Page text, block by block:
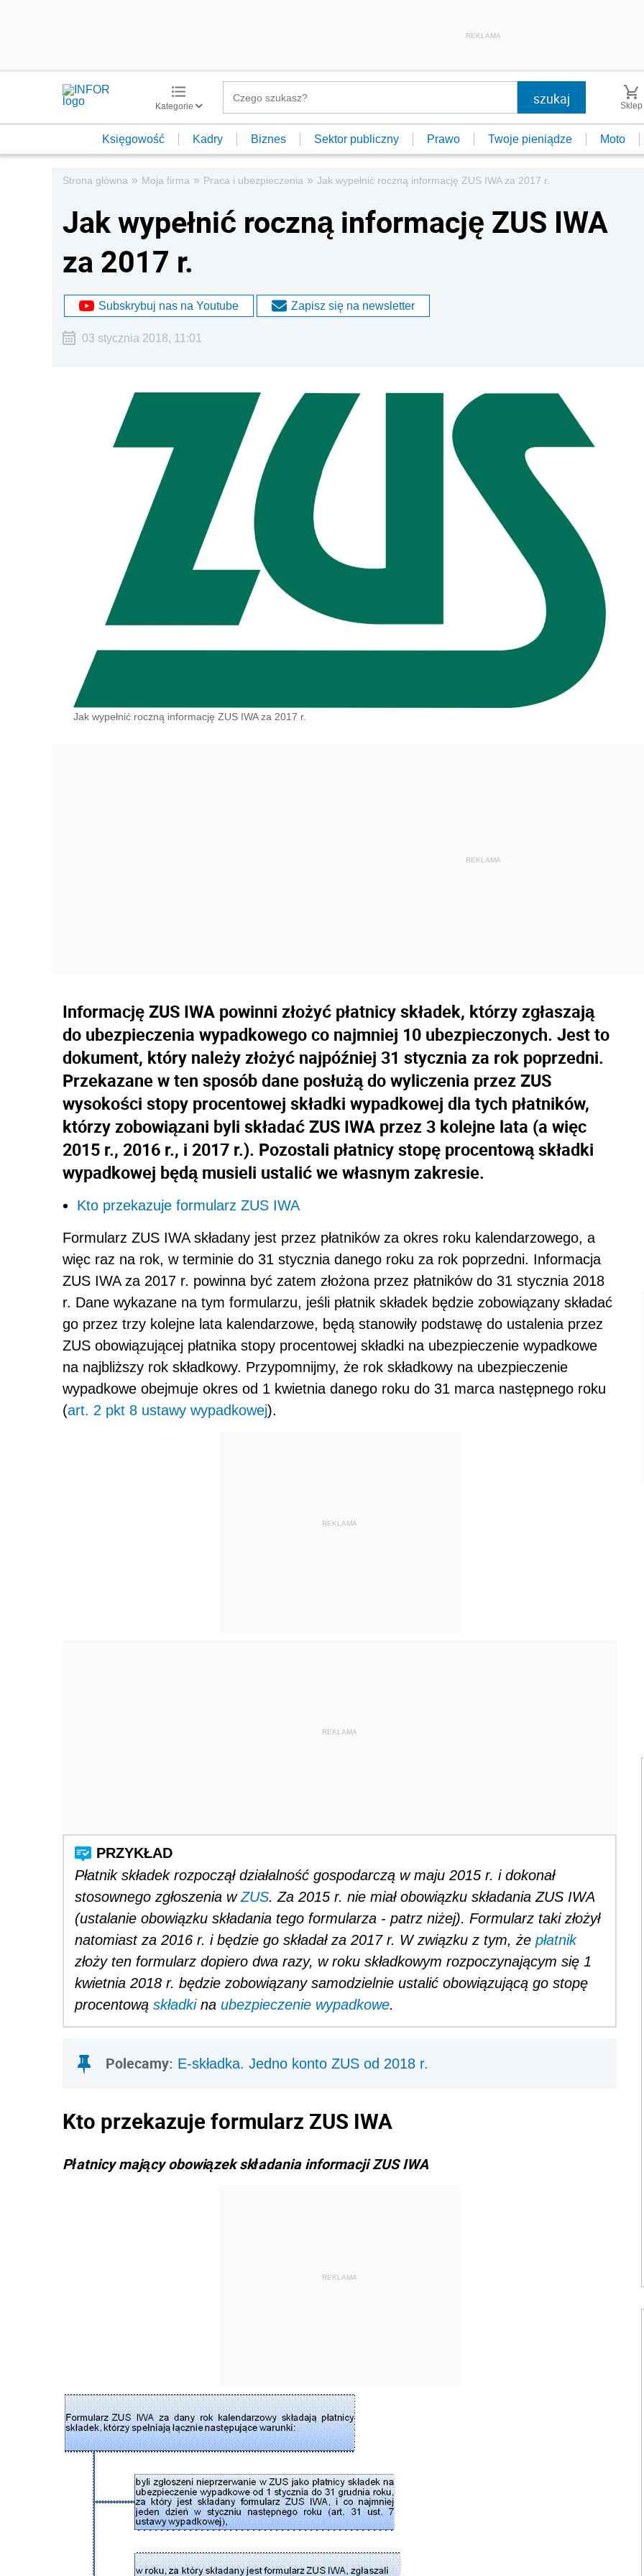
REKLAMA
Kategorie Sklep
Księgowość Kadry Biznes Sektor publiczny Prawo Twoje pieniądze Moto
Strona główna » Moja firma » Praca i ubezpieczenia » Jak wypełnić roczną informację ZUS IWA za 2017 r.
Jak wypełnić roczną informację ZUS IWA
za 2017 r.
Subskrybuj nas na Youtube Zapisz się na newsletter
03 stycznia 2018, 11:01
Jak wypełnić roczną informację ZUS IWA za 2017 r.
Informację ZUS IWA powinni złożyć płatnicy składek, którzy zgłaszają
do ubezpieczenia wypadkowego co najmniej 10 ubezpieczonych. Jest to
dokument, który należy złożyć najpóźniej 31 stycznia za rok poprzedni.
Przekazane w ten sposób dane posłużą do wyliczenia przez ZUS
wysokości stopy procentowej składki wypadkowej dla tych płatników,
którzy zobowiązani byli składać ZUS IWA przez 3 kolejne lata (a więc
2015 r., 2016 r., i 2017 r.). Pozostali płatnicy stopę procentową składki
wypadkowej będą musieli ustalić we własnym zakresie.
Kto przekazuje formularz ZUS IWA
Formularz ZUS IWA składany jest przez płatników za okres roku kalendarzowego, a
więc raz na rok, w terminie do 31 stycznia danego roku za rok poprzedni. Informacja
ZUS IWA za 2017 r. powinna być zatem złożona przez płatników do 31 stycznia 2018
r. Dane wykazane na tym formularzu, jeśli płatnik składek będzie zobowiązany składać
go przez trzy kolejne lata kalendarzowe, będą stanowiły podstawę do ustalenia przez
ZUS obowiązującej płatnika stopy procentowej składki na ubezpieczenie wypadkowe
na najbliższy rok składkowy. Przypomnijmy, że rok składkowy na ubezpieczenie
wypadkowe obejmuje okres od 1 kwietnia danego roku do 31 marca następnego roku
(art. 2 pkt 8 ustawy wypadkowej).
REKLAMA
REKLAMA
Płatnik składek rozpoczął działalność gospodarczą w maju 2015 r. i dokonał
stosownego zgłoszenia wZUS. Za 2015 r. nie miał obowiązku składania ZUS IWA
(ustalanie obowiązku składania tego formularza - patrz niżej). Formularz taki złożył
natomiast za 2016 r. i będzie go składał za 2017 r. W związku z tym, że płatnik
złoży ten formularz dopiero dwa razy, w roku składkowym rozpoczynającym się 1
kwietnia 2018 r. będzie zobowiązany samodzielnie ustalić obowiązującą go stopę
procentową składkina ubezpieczenie wypadkowe.
Polecamy: E-składka. Jedno konto ZUS od 2018 r.
Kto przekazuje formularz ZUS IWA
Płatnicy mający obowiązek składania informacji ZUS IWA
REKLAMA